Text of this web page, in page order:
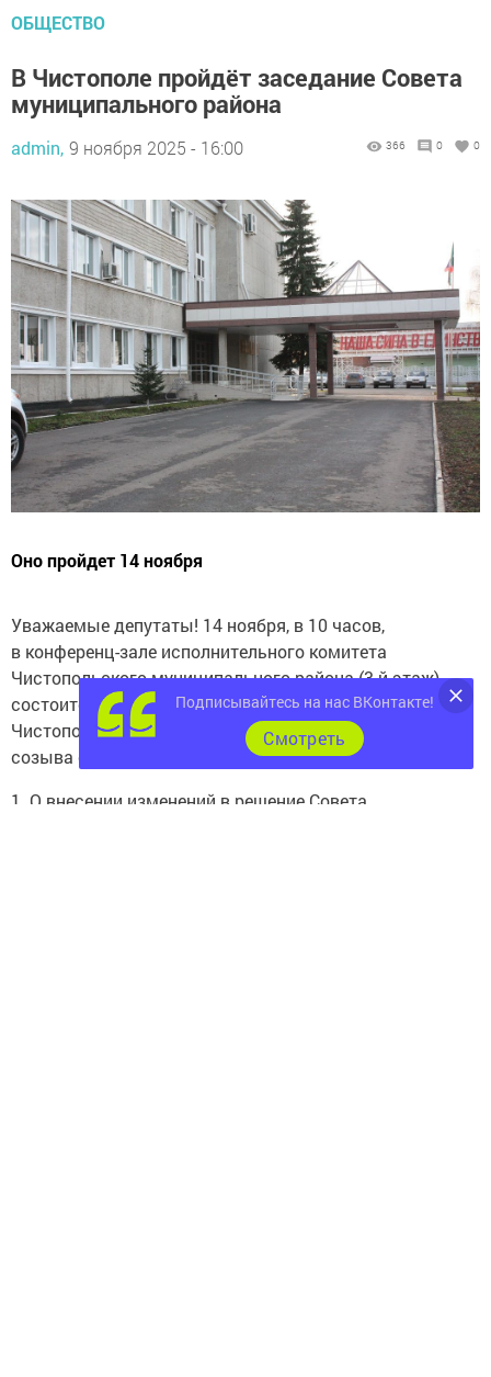
ОБЩЕСТВО
В Чистополе пройдёт заседание Совета
муниципального района
admin, 9 ноября 2025 - 16:00 366 0 0
Оно пройдет 14 ноября
Уважаемые депутаты! 14 ноября, в 10 часов,
в конференц-зале исполнительного комитета
Чистопольского муниципального района (3-й этаж)
состоится очередное заседание Совета
Чистопольского муниципального района пятого
созыва с повесткой дня:
1. О внесении изменений в решение Совета
Подписывайтесь на нас ВКонтакте!
Cмотреть